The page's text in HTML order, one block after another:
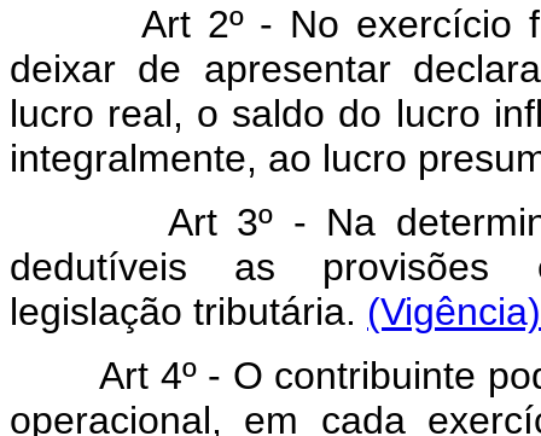
Art 2º - No exercício
deixar de apresentar
lucro real, o saldo do lucro
integralmente, ao lucro
Art 3º - Na
dedutíveis as provisões
legislação tributária. (Vigência)
Art 4º - O contribuinte
operacional, em cada